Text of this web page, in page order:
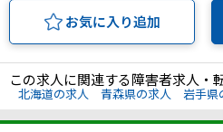
お気に入り追加
この求人に関連する障害者求人・
北海道の求人 青森県の求人 岩手県